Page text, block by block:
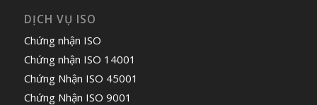
DỊCH VỤ ISO
Chứng nhận ISO
Chứng nhận ISO 14001
Chứng Nhận ISO 45001
Chứng Nhận ISO 9001